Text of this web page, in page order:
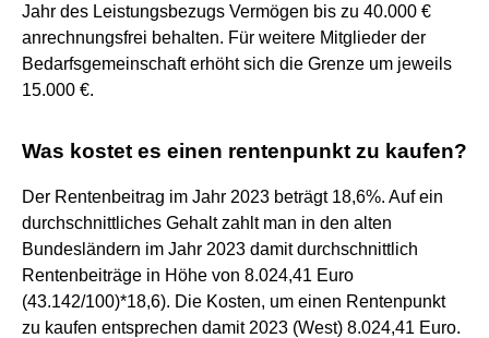
Jahr des Leistungsbezugs Vermögen bis zu 40.000 €
anrechnungsfrei behalten. Für weitere Mitglieder der
Bedarfsgemeinschaft erhöht sich die Grenze um jeweils
15.000 €.
Was kostet es einen rentenpunkt zu kaufen?
Der Rentenbeitrag im Jahr 2023 beträgt 18,6%. Auf ein
durchschnittliches Gehalt zahlt man in den alten
Bundesländern im Jahr 2023 damit durchschnittlich
Rentenbeiträge in Höhe von 8.024,41 Euro
(43.142/100)*18,6). Die Kosten, um einen Rentenpunkt
zu kaufen entsprechen damit 2023 (West) 8.024,41 Euro.